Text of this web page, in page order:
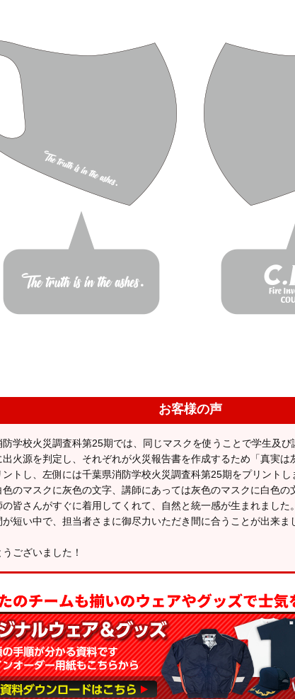
お客様の声
学校火災調査科第25期では、同じマスクを使うことで学生及び
出火源を判定し、それぞれが火災報告書を作成するため「真実
トし、左側には千葉県消防学校火災調査科第25期をプリントし
色のマスクに灰色の文字、講師にあっては灰色のマスクに白色の
皆さんがすぐに着用してくれて、自然と統一感が生まれました。
が短い中で、担当者さまに御尽力いただき間に合うことが出来ま
ございました！